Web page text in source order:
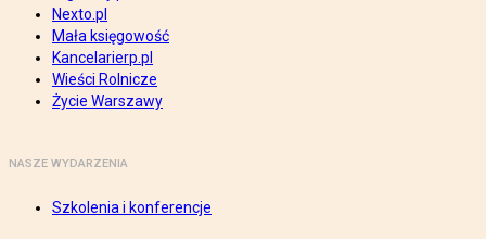
Nexto.pl
Mała księgowość
Kancelarierp.pl
Wieści Rolnicze
Życie Warszawy
NASZE WYDARZENIA
Szkolenia i konferencje